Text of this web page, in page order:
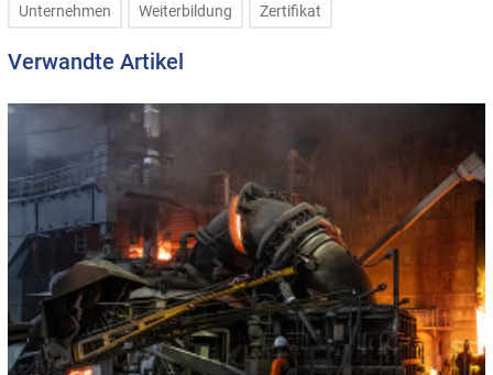
Unternehmen Weiterbildung Zertifikat
Verwandte Artikel